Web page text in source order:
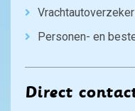
Personen- en
Direct